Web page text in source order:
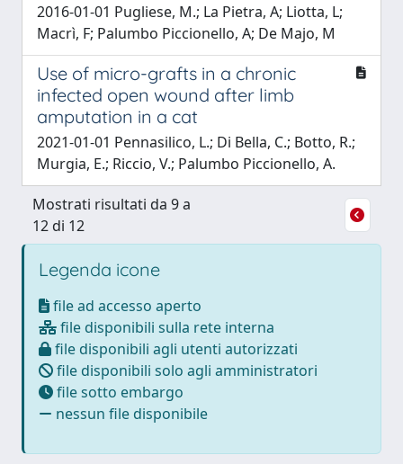
2016-01-01 Pugliese, M.; La Pietra, A; Liotta, L;
Macrì, F; Palumbo Piccionello, A; De Majo, M
Use of micro-grafts in a chronic
infected open wound after limb
amputation in a cat
2021-01-01 Pennasilico, L.; Di Bella, C.; Botto, R.;
Murgia, E.; Riccio, V.; Palumbo Piccionello, A.
Mostrati risultati da 9 a
12 di 12
Legenda icone
file ad accesso aperto
file disponibili sulla rete interna
file disponibili agli utenti autorizzati
file disponibili solo agli amministratori
file sotto embargo
nessun file disponibile